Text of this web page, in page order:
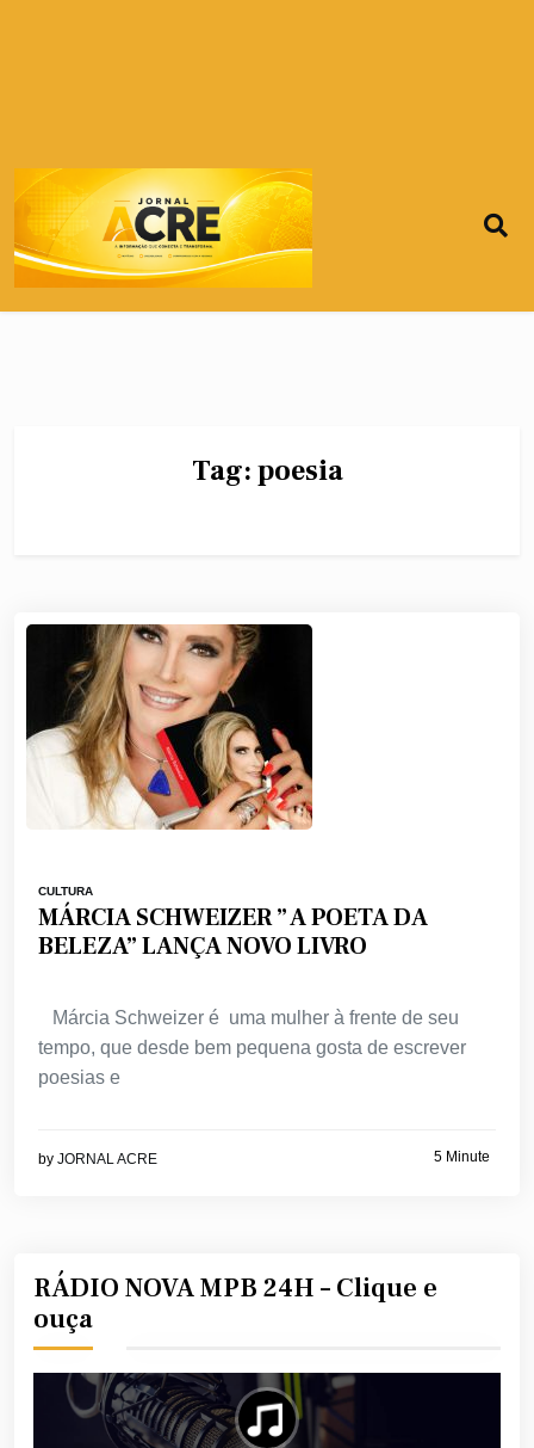
Tag:poesia
CULTURA
MÁRCIA SCHWEIZER ” A POETA DA
BELEZA” LANÇA NOVO LIVRO
Márcia Schweizer é uma mulher à frente de seu
tempo, que desde bem pequena gosta de escrever
poesias e
by JORNAL ACRE 5 Minute
RÁDIO NOVA MPB 24H – Clique e
ouça